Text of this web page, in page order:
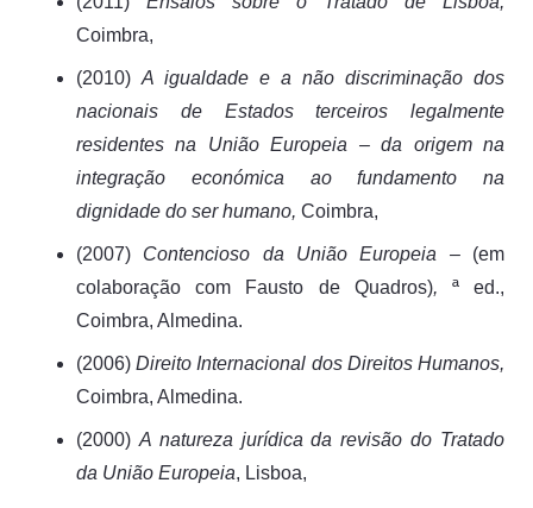
Coimbra,
(2010) A igualdade e a não discriminação dos
nacionais de Estados terceiros legalmente
residentes na União Europeia – da origem na
integração económica ao fundamento na
dignidade do ser humano, Coimbra,
(2007) Contencioso da União Europeia – (em
colaboração com Fausto de Quadros), ª ed.,
Coimbra, Almedina.
(2006)Direito Internacional dos Direitos Humanos,
Coimbra, Almedina.
(2000) A natureza jurídica da revisão do Tratado
da União Europeia, Lisboa,